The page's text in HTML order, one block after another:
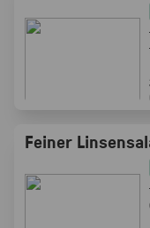
Feiner